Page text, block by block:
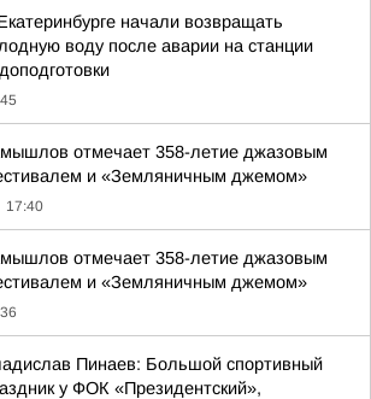
начали возвращать
воду после аварии на станции
отмечает 358-летие джазовым
и «Земляничным джемом»
17:40
отмечает 358-летие джазовым
и «Земляничным джемом»
Пинаев: Большой спортивный
у ФОК «Президентский»,